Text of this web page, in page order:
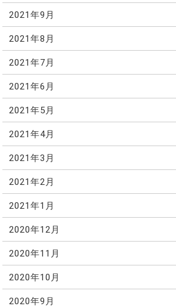
2021年9月
2021年8月
2021年7月
2021年6月
2021年5月
2021年4月
2021年3月
2021年2月
2021年1月
2020年12月
2020年11月
2020年10月
2020年9月